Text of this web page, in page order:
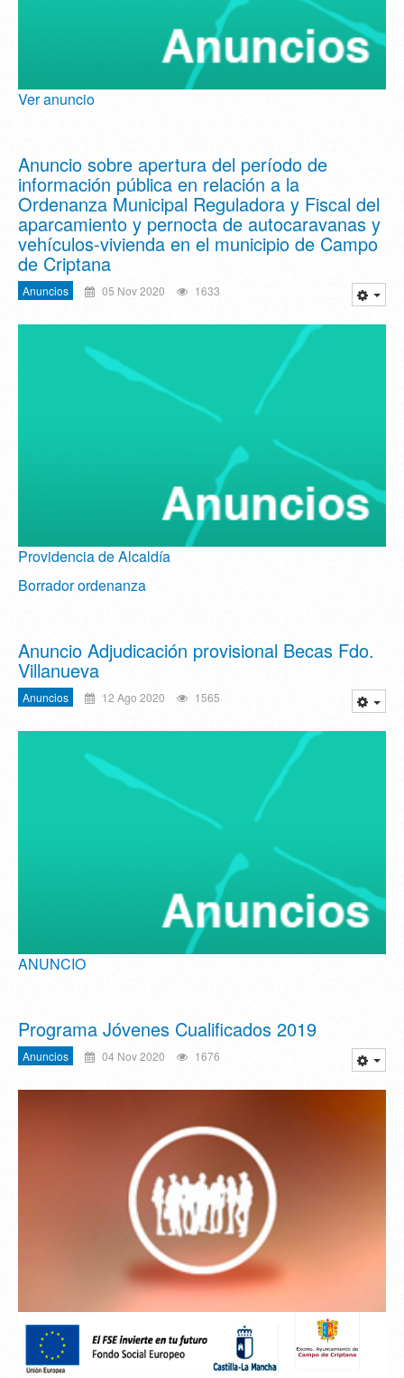
Ver anuncio
Anuncio sobre apertura del período de
información pública en relación a la
Ordenanza Municipal Reguladora y Fiscal del
aparcamiento y pernocta de autocaravanas y
vehículos-vivienda en el municipio de Campo
de Criptana
Anuncios 05 Nov 2020 1633
Providencia de Alcaldía
Borrador ordenanza
Anuncio Adjudicación provisional Becas Fdo.
Villanueva
Anuncios 12 Ago 2020 1565
ANUNCIO
Programa Jóvenes Cualificados 2019
Anuncios 04 Nov 2020 1676